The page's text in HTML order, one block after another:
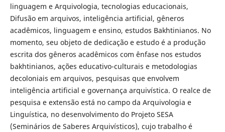
linguagem e Arquivologia, tecnologias educacionais,
Difusão em arquivos, inteligência artificial, gêneros
acadêmicos, linguagem e ensino, estudos Bakhtinianos. No
momento, seu objeto de dedicação e estudo é a produção
escrita dos gêneros acadêmicos com ênfase nos estudos
bakhtinianos, ações educativo-culturais e metodologias
decoloniais em arquivos, pesquisas que envolvem
inteligência artificial e governança arquivística. O realce de
pesquisa e extensão está no campo da Arquivologia e
Linguística, no desenvolvimento do Projeto SESA
(Seminários de Saberes Arquivísticos), cujo trabalho é